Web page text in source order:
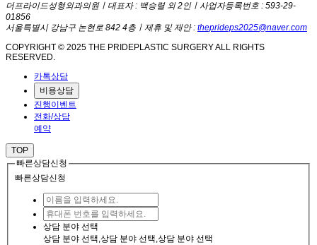
더프라이드성형외과의원ㅣ 대표자 : 백승렬 외 2인ㅣ 사업자등록번호 : 593-29-
01856
서울특별시 강남구 논현로 842 4층 ㅣ 제휴 및 제안 : theprideps2025@naver.com
COPYRIGHT © 2025 THE PRIDEPLASTIC SURGERY ALL RIGHTS
RESERVED.
카톡상담
비용상담
진행이벤트
전화/상담
예약
TOP
빠른상담신청
빠른상담신청
상담 분야 선택
상담 분야 선택,상담 분야 선택,상담 분야 선택